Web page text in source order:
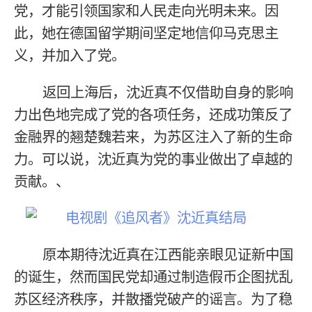
党，才能引领国家和人民走向光明未来。因
此，她在德国留学期间坚定地信仰马克思主
义，并加入了党。
返回上海后，沈近真不仅借助自身的影响
力出色地完成了党的各项任务，还成功策反了
金融界的翘楚魏若来，为苏区注入了新的生命
力。可以说，沈近真为党的事业做出了卓越的
贡献。、
原本期待沈近真在江西能亲眼见证新中国
的诞生，然而国民党却通过制造假币企图扰乱
苏区经济秩序，并散播党破产的谣言。为了稳